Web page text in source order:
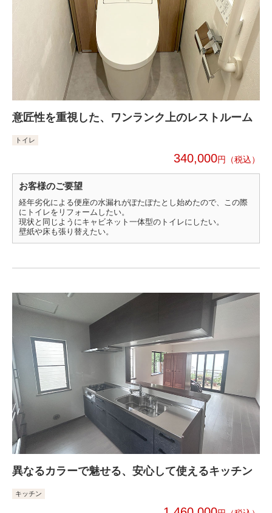
意匠性を重視した、ワンランク上のレストルーム
トイレ
340,000円
お客様のご要望
経年劣化による便座の水漏れがぽたぽたとし始めたので、この際
にトイレをリフォームしたい。
現状と同じようにキャビネット一体型のトイレにしたい。
壁紙や床も張り替えたい。
異なるカラーで魅せる、安心して使えるキッチン
キッチン